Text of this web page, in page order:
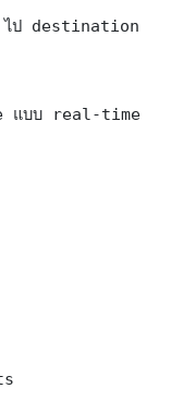
ป destination
แบบ real-time